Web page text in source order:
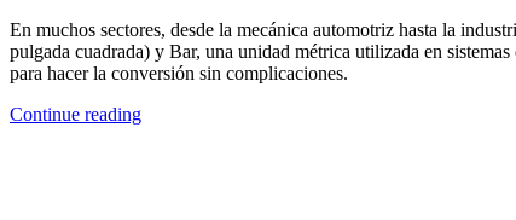
En muchos sectores, desde la mecánica automotriz hasta la
pulgada cuadrada) y Bar, una unidad métrica utilizada en
para hacer la conversión sin complicaciones.
Continue reading